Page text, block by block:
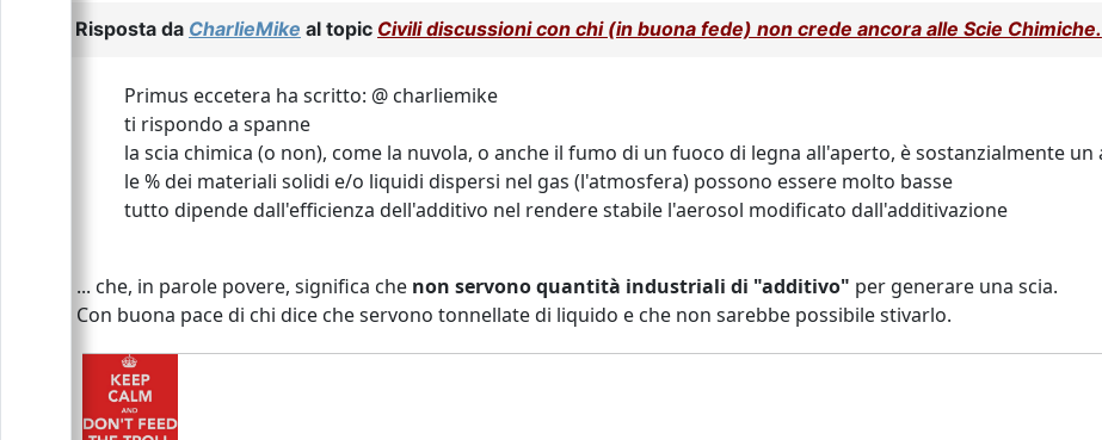
Risposta da CharlieMike al topic Civili discussioni con chi (in buona fede) non crede ancora alle Scie Chimiche.
Primus eccetera ha scritto: @ charliemike
ti rispondo a spanne
la scia chimica (o non), come la nuvola, o anche il fumo di un fuoco di legna all'aperto, è sostanzialmente un
le % dei materiali solidi e/o liquidi dispersi nel gas (l'atmosfera) possono essere molto basse
tutto dipende dall'efficienza dell'additivo nel rendere stabile l'aerosol modificato dall'additivazione
... che, in parole povere, significa che non servono quantità industriali di "additivo" per generare una scia.
Con buona pace di chi dice che servono tonnellate di liquido e che non sarebbe possibile stivarlo.